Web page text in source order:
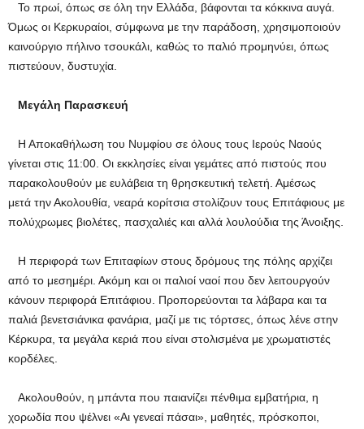
Το πρωί, όπως σε όλη την Ελλάδα, βάφονται τα κόκκινα αυγά.
Όμως οι Κερκυραίοι, σύμφωνα με την παράδοση, χρησιμοποιούν
καινούργιο πήλινο τσουκάλι, καθώς το παλιό προμηνύει, όπως
πιστεύουν, δυστυχία.
Μεγάλη Παρασκευή
Η Αποκαθήλωση του Νυμφίου σε όλους τους Ιερούς Ναούς
γίνεται στις 11:00. Οι εκκλησίες είναι γεμάτες από πιστούς που
παρακολουθούν με ευλάβεια τη θρησκευτική τελετή. Αμέσως
μετά την Ακολουθία, νεαρά κορίτσια στολίζουν τους Επιτάφιους με
πολύχρωμες βιολέτες, πασχαλιές και αλλά λουλούδια της Άνοιξης.
Η περιφορά των Επιταφίων στους δρόμους της πόλης αρχίζει
από το μεσημέρι. Ακόμη και οι παλιοί ναοί που δεν λειτουργούν
κάνουν περιφορά Επιτάφιου. Προπορεύονται τα λάβαρα και τα
παλιά βενετσιάνικα φανάρια, μαζί με τις τόρτσες, όπως λένε στην
Κέρκυρα, τα μεγάλα κεριά που είναι στολισμένα με χρωματιστές
κορδέλες.
Ακολουθούν, η μπάντα που παιανίζει πένθιμα εμβατήρια, η
χορωδία που ψέλνει «Αι γενεαί πάσαι», μαθητές, πρόσκοποι,